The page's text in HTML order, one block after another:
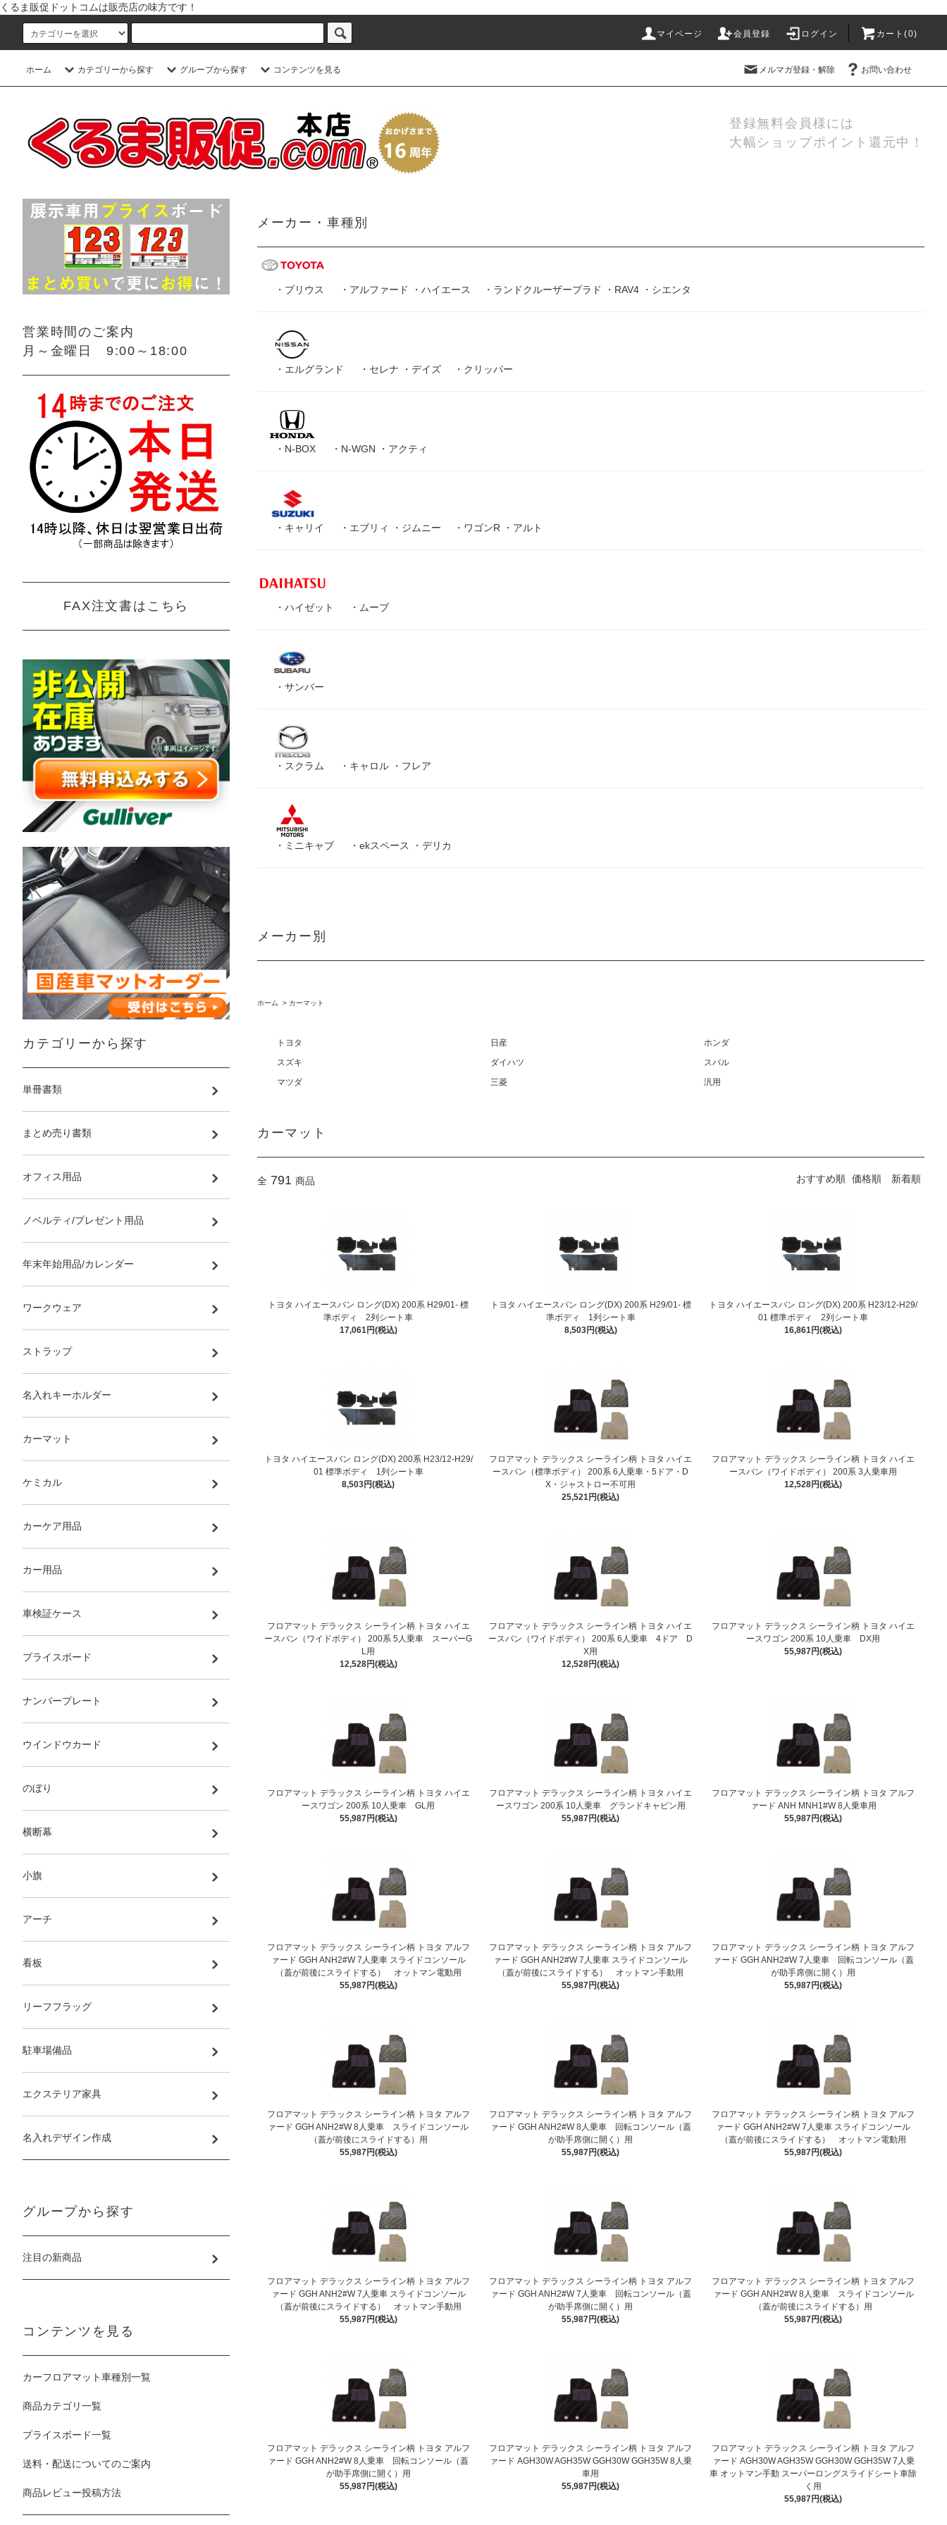
くるま販促ドットコムは販売店の味方です！
マイページ 会員登録 ログイン カート(0)
ホーム カテゴリーから探す グループから探す コンテンツを見る メルマガ登録・解除 お問い合わせ
登録無料会員様には
大幅ショップポイント還元中！
メーカー・車種別
・ プリウス ・ アルファード ・ ハイエース ・ ランドクルーザープラド ・ RAV4 ・ シエンタ
・ エルグランド ・ セレナ ・ デイズ ・ クリッパー
・ N-BOX ・ N-WGN ・ アクティ
・ キャリイ ・ エブリィ ・ ジムニー ・ ワゴンR ・ アルト
・ ハイゼット ・ ムーブ
・ サンバー
・ スクラム ・ キャロル ・ フレア
・ ミニキャブ ・ ekスペース ・ デリカ
メーカー別
ホーム > カーマット
トヨタ 日産
ホンダ
スズキ
ダイハツ
スバル
マツダ
三菱 汎用
カーマット
全 791 商品 おすすめ順 価格順 新着順
トヨタ ハイエースバン ロング(DX) 200系 H29/01- 標
準ボディ 2列シート車
17,061円(税込)
トヨタ ハイエースバン ロング(DX) 200系 H29/01- 標
準ボディ 1列シート車
8,503円(税込)
トヨタ ハイエースバン ロング(DX) 200系 H23/12-H29/
01 標準ボディ 2列シート車
16,861円(税込)
トヨタ ハイエースバン ロング(DX) 200系 H23/12-H29/
01 標準ボディ 1列シート車
8,503円(税込)
フロアマット デラックス シーライン柄 トヨタ ハイエ
ースバン（標準ボディ） 200系 6人乗車・5ドア・D
X・ジャストロー不可用
25,521円(税込)
フロアマット デラックス シーライン柄 トヨタ ハイエ
ースバン（ワイドボディ） 200系 3人乗車用
12,528円(税込)
フロアマット デラックス シーライン柄 トヨタ ハイエ
ースバン（ワイドボディ） 200系 5人乗車 スーパーG
L用
12,528円(税込)
フロアマット デラックス シーライン柄 トヨタ ハイエ
ースバン（ワイドボディ） 200系 6人乗車 4ドア D
X用
12,528円(税込)
フロアマット デラックス シーライン柄 トヨタ ハイエ
ースワゴン 200系 10人乗車 DX用
55,987円(税込)
フロアマット デラックス シーライン柄 トヨタ ハイエ
ースワゴン 200系 10人乗車 GL用
55,987円(税込)
フロアマット デラックス シーライン柄 トヨタ ハイエ
ースワゴン 200系 10人乗車 グランドキャビン用
55,987円(税込)
フロアマット デラックス シーライン柄 トヨタ アルフ
ァード ANH MNH1#W 8人乗車用
55,987円(税込)
フロアマット デラックス シーライン柄 トヨタ アルフ
ァード GGH ANH2#W 7人乗車 スライドコンソール
（蓋が前後にスライドする） オットマン電動用
55,987円(税込)
フロアマット デラックス シーライン柄 トヨタ アルフ
ァード GGH ANH2#W 7人乗車 スライドコンソール
（蓋が前後にスライドする） オットマン手動用
55,987円(税込)
フロアマット デラックス シーライン柄 トヨタ アルフ
ァード GGH ANH2#W 7人乗車 回転コンソール（蓋
が助手席側に開く）用
55,987円(税込)
フロアマット デラックス シーライン柄 トヨタ アルフ
ァード GGH ANH2#W 8人乗車 スライドコンソール
（蓋が前後にスライドする）用
55,987円(税込)
フロアマット デラックス シーライン柄 トヨタ アルフ
ァード GGH ANH2#W 8人乗車 回転コンソール（蓋
が助手席側に開く）用
55,987円(税込)
フロアマット デラックス シーライン柄 トヨタ アルフ
ァード GGH ANH2#W 7人乗車 スライドコンソール
（蓋が前後にスライドする） オットマン電動用
55,987円(税込)
フロアマット デラックス シーライン柄 トヨタ アルフ
ァード GGH ANH2#W 7人乗車 スライドコンソール
（蓋が前後にスライドする） オットマン手動用
55,987円(税込)
フロアマット デラックス シーライン柄 トヨタ アルフ
ァード GGH ANH2#W 7人乗車 回転コンソール（蓋
が助手席側に開く）用
55,987円(税込)
フロアマット デラックス シーライン柄 トヨタ アルフ
ァード GGH ANH2#W 8人乗車 スライドコンソール
（蓋が前後にスライドする）用
55,987円(税込)
フロアマット デラックス シーライン柄 トヨタ アルフ
ァード GGH ANH2#W 8人乗車 回転コンソール（蓋
が助手席側に開く）用
55,987円(税込)
フロアマット デラックス シーライン柄 トヨタ アルフ
ァード AGH30W AGH35W GGH30W GGH35W 8人乗
車用
55,987円(税込)
フロアマット デラックス シーライン柄 トヨタ アルフ
ァード AGH30W AGH35W GGH30W GGH35W 7人乗
車 オットマン手動 スーパーロングスライドシート車除
く用
55,987円(税込)
営業時間のご案内
月～金曜日 9:00～18:00
FAX注文書はこちら
カテゴリーから探す
単冊書類
まとめ売り書類
オフィス用品
ノベルティ/プレゼント用品
年末年始用品/カレンダー
ワークウェア
ストラップ
名入れキーホルダー
カーマット
ケミカル
カーケア用品
カー用品
車検証ケース
プライスボード
ナンバープレート
ウインドウカード
のぼり
横断幕
小旗
アーチ
看板
リーフフラッグ
駐車場備品
エクステリア家具
名入れデザイン作成
グループから探す
注目の新商品
コンテンツを見る
カーフロアマット車種別一覧
商品カテゴリ一覧
プライスボード一覧
送料・配送についてのご案内
商品レビュー投稿方法